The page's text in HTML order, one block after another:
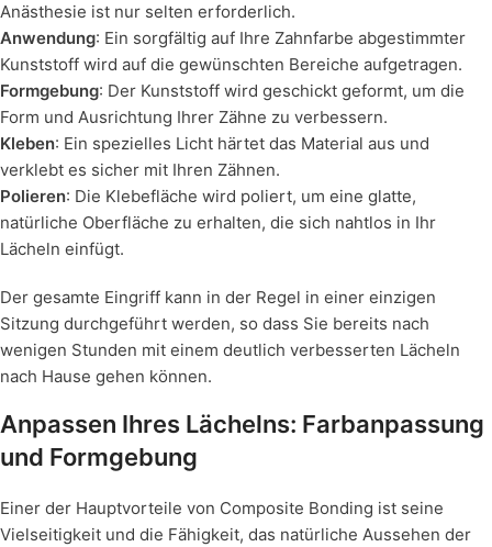
Anästhesie ist nur selten erforderlich.
Anwendung: Ein sorgfältig auf Ihre Zahnfarbe abgestimmter
Kunststoff wird auf die gewünschten Bereiche aufgetragen.
Formgebung: Der Kunststoff wird geschickt geformt, um die
Form und Ausrichtung Ihrer Zähne zu verbessern.
Kleben: Ein spezielles Licht härtet das Material aus und
verklebt es sicher mit Ihren Zähnen.
Polieren: Die Klebefläche wird poliert, um eine glatte,
natürliche Oberfläche zu erhalten, die sich nahtlos in Ihr
Lächeln einfügt.
Der gesamte Eingriff kann in der Regel in einer einzigen
Sitzung durchgeführt werden, so dass Sie bereits nach
wenigen Stunden mit einem deutlich verbesserten Lächeln
nach Hause gehen können.
Anpassen Ihres Lächelns: Farbanpassung
und Formgebung
Einer der Hauptvorteile von Composite Bonding ist seine
Vielseitigkeit und die Fähigkeit, das natürliche Aussehen der